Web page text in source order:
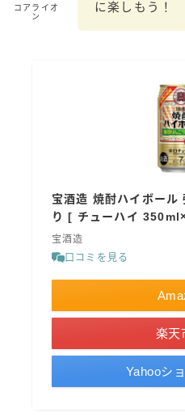
焼酎ハイボール
極上フルーツサワー
コカ・コーラ
檸檬堂
オリオンビール
natura WATTA
コアライオ
ン
に楽しもう！
宝酒造 焼酎ハイボール
り [ チューハイ
宝酒造
口コミを見る
楽天
Yahooシ